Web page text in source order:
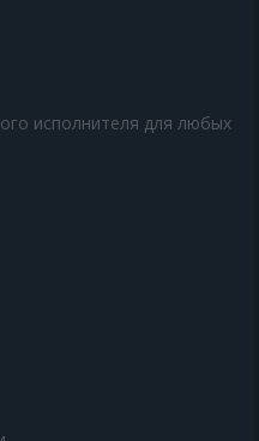
исполнителя для любых